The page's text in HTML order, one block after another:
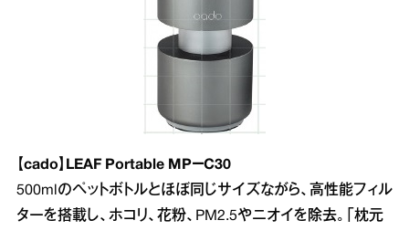
【cado】LEAF Portable MP－C30
500mlのペットボトルとほぼ同じサイズながら、高性能フィル
ターを搭載し、ホコリ、花粉、PM2.5やニオイを除去。「枕元